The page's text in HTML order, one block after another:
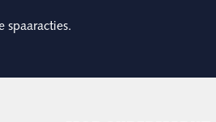
spaaracties.